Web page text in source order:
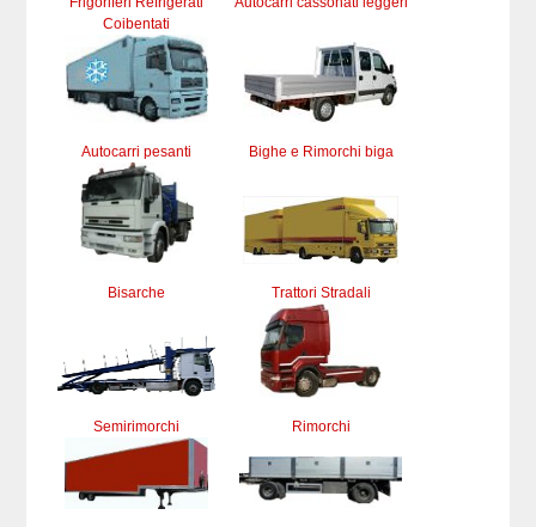
Coibentati
Autocarri pesanti Bighe e Rimorchi biga
Bisarche Trattori Stradali
Semirimorchi Rimorchi